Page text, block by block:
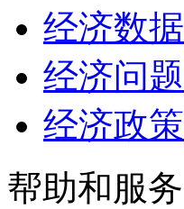
经济数据
经济问题
经济政策
帮助和服务